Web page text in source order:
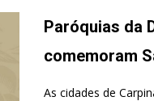
Paróquias da
comemoram
As cidades de